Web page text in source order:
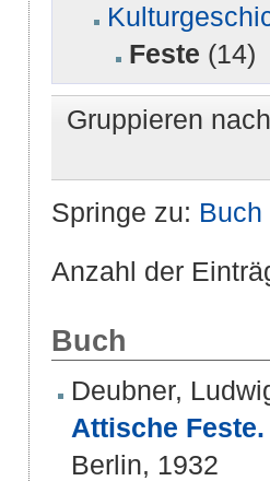
Feste (14)
Gruppieren
Springe zu: Buch
Anzahl der
Buch
Deubner,
Attische Feste.
Berlin, 1932